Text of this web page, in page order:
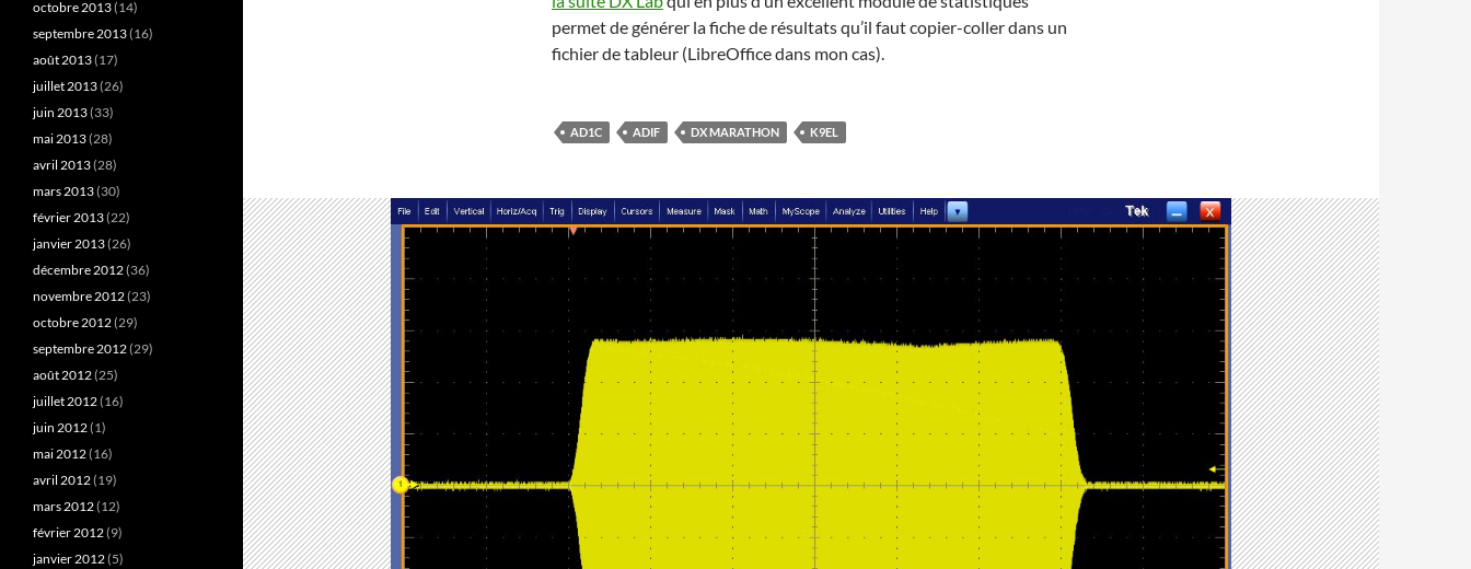
permet de générer la fiche de résultats qu’il faut copier-coller dans un
fichier de tableur (LibreOffice dans mon cas).
AD1C ADIF DX MARATHON K9EL
octobre 2013(14)
septembre 2013(16)
août 2013(17)
juillet 2013(26)
juin 2013(33)
mai 2013(28)
avril 2013(28)
mars 2013(30)
février 2013(22)
janvier 2013(26)
décembre 2012(36)
novembre 2012(23)
octobre 2012(29)
septembre 2012(29)
août 2012(25)
juillet 2012(16)
juin 2012(1)
mai 2012(16)
avril 2012(19)
mars 2012(12)
février 2012(9)
janvier 2012(5)